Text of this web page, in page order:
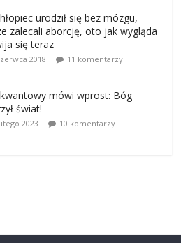
urodził się bez mózgu,
zalecali aborcję, oto jak wygląda
się teraz
2018 11 komentarzy
mówi wprost: Bóg
świat!
2023 10 komentarzy